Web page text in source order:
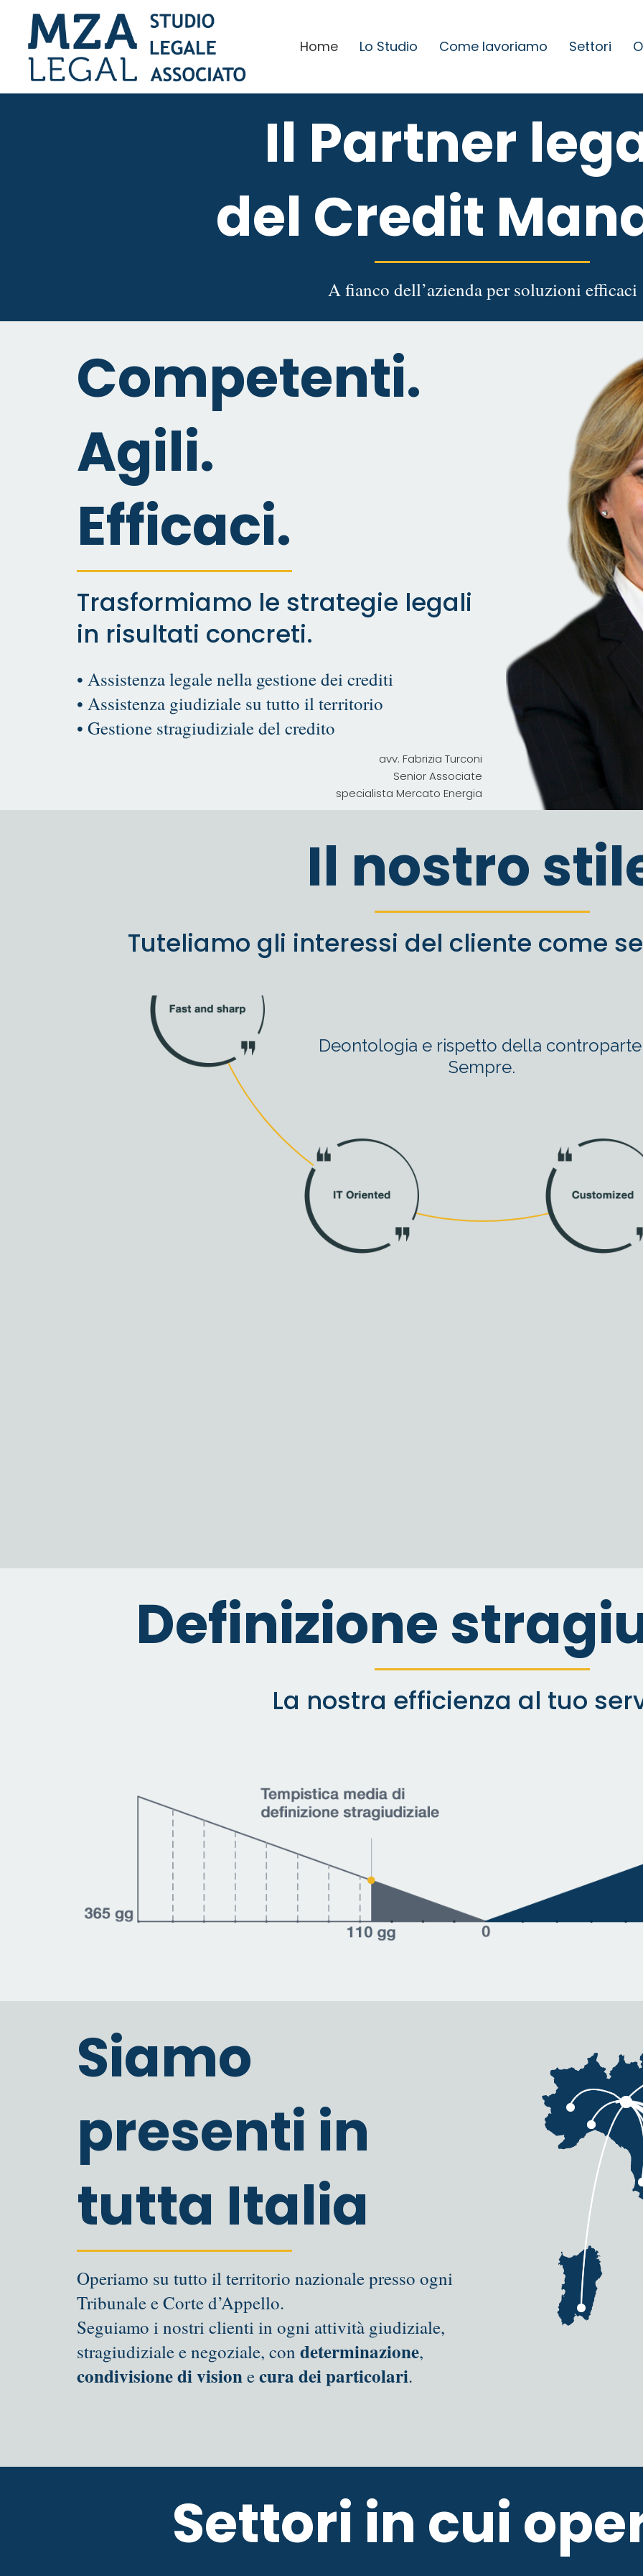
Home Lo Studio Come lavoriamo Settori
Il Partner
del Credit
A fianco dell’azienda per soluzioni efficaci
Competenti.
Agili.
Efficaci.
Trasformiamo le strategie legali
in risultati concreti.
• Assistenza legale nella gestione dei crediti
• Assistenza giudiziale su tutto il territorio
• Gestione stragiudiziale del credito
avv. Fabrizia Turconi
Senior Associate
specialista Mercato Energia
Il nostro
Tuteliamo gli interessi del cliente come
Deontologia e rispetto della
Sempre.
Definizione
La nostra efficienza al tuo
Siamo
presenti in
tutta Italia
Operiamo su tutto il territorio nazionale presso ogni
Tribunale e Corte d’Appello.
Seguiamo i nostri clienti in ogni attività giudiziale,
stragiudiziale e negoziale, con determinazione,
condivisione di visionecura dei particolari.
Settori in cui